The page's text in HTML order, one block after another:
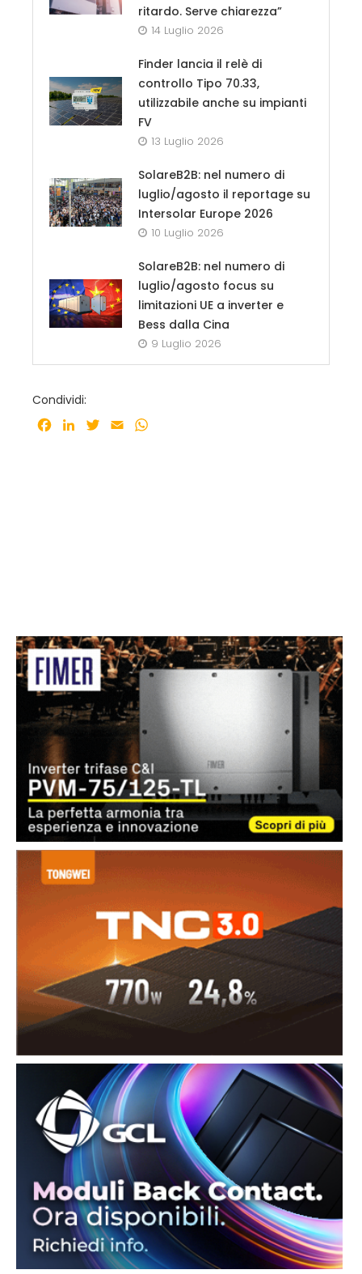
ritardo. Serve chiarezza”
14 Luglio 2026
Finder lancia il relè di
controllo Tipo 70.33,
utilizzabile anche su impianti
FV
13 Luglio 2026
SolareB2B: nel numero di
luglio/agosto il reportage su
Intersolar Europe 2026
10 Luglio 2026
SolareB2B: nel numero di
luglio/agosto focus su
limitazioni UE a inverter e
Bess dalla Cina
9 Luglio 2026
Condividi:
Facebook
LinkedInTwitter
Email